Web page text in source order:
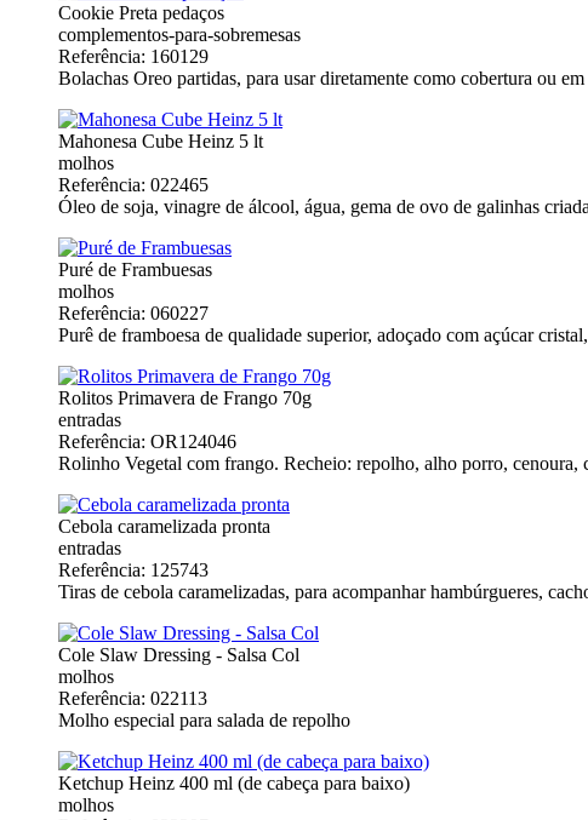
Cookie Preta pedaços
complementos-para-sobremesas
Referência: 160129
Bolachas Oreo partidas, para usar diretamente como cobertura ou em
Mahonesa Cube Heinz 5 lt
molhos
Referência: 022465
Óleo de soja, vinagre de álcool, água, gema de ovo de galinhas
Puré de Frambuesas
molhos
Referência: 060227
Purê de framboesa de qualidade superior, adoçado com açúcar
Rolitos Primavera de Frango 70g
entradas
Referência: OR124046
Rolinho Vegetal com frango. Recheio: repolho, alho porro,
Cebola caramelizada pronta
entradas
Referência: 125743
Tiras de cebola caramelizadas, para acompanhar hambúrgueres,
Cole Slaw Dressing - Salsa Col
molhos
Referência: 022113
Molho especial para salada de repolho
Ketchup Heinz 400 ml (de cabeça para baixo)
molhos